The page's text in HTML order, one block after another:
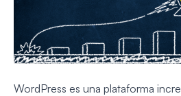
WordPress es una plataforma